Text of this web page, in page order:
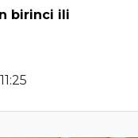
birinci ili